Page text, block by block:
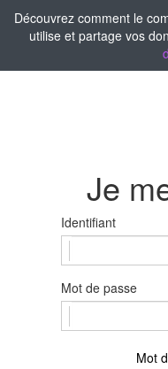
Découvrez comment le
utilise et partage vos
Je
Identifiant
Mot de passe
Mot